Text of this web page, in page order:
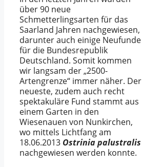
über 90 neue
Schmetterlingsarten für das
Saarland Jahren nachgewiesen,
darunter auch einige Neufunde
für die Bundesrepublik
Deutschland. Somit kommen
wir langsam der „2500-
Artengrenze“ immer näher. Der
neueste, zudem auch recht
spektakuläre Fund stammt aus
einem Garten in den
Wiesenauen von Nunkirchen,
wo mittels Lichtfang am
18.06.2013 Ostrinia palustralis
nachgewiesen werden konnte.